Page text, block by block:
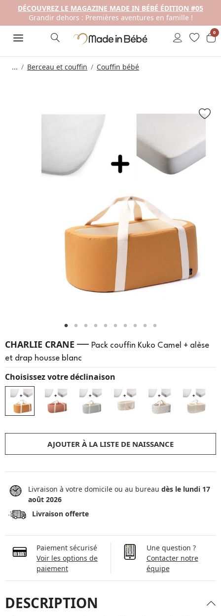
DÉCOUVREZ LE MAGAZINE MADE IN BÉBÉ ÉDITION #05
Grandir dehors : Premières aventures en famille !
0
... Berceau et couffin Couffin bébé
CHARLIE CRANE — Pack couffin Kuko Camel + alèse
et drap housse blanc
Choisissez votre déclinaison
AJOUTER À LA LISTE DE NAISSANCE
Livraison à votre domicile ou au bureaudès le lundi 17
août 2026
Livraison offerte
Paiement sécurisé
Voir les options de
paiement
Une question ?
Contacter notre
équipe
DESCRIPTION